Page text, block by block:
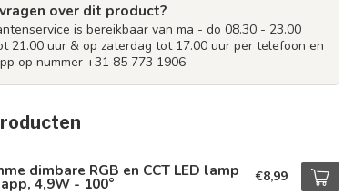
over dit product?
is bereikbaar van ma - do 08.30 - 23.00
21.00 uur & op zaterdag tot 17.00 uur per telefoon en
op nummer +31 85 773 1906
dimbare RGB en CCT LED lamp
4,9W - 100° €8,99